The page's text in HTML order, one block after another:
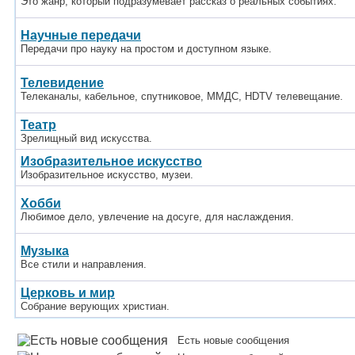
Научные передачи
Передачи про науку на простом и доступном языке.
Телевидение
Телеканалы, кабельное, спутниковое, ММДС, HDTV телевещание.
Театр
Зрелищный вид искусства.
Изобразительное искусство
Изобразительное искусство, музеи.
Хобби
Любимое дело, увлечение на досуге, для наслаждения.
Музыка
Все стили и направления.
Церковь и мир
Собрание верующих христиан.
Есть новые сообщения